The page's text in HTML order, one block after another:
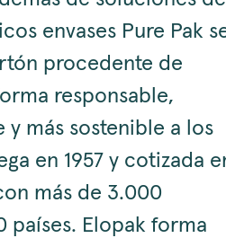
envases Pure Pak
procedente de
responsable,
más sostenible a los
en 1957 y cotizada
más de 3.000
países. Elopak forma